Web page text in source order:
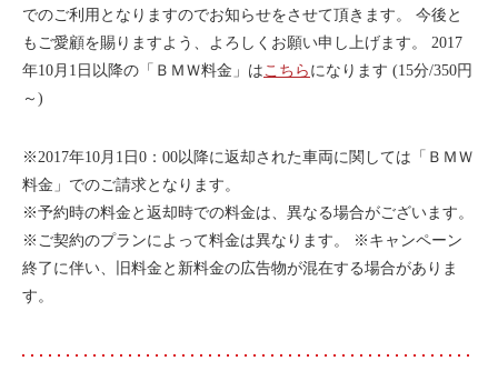
ご利用の流れ
コストシミュレーション
ライド&カーシェア
カリテコの魅力
BMW/MINI
シーン別車種のご案内
予約アプリ
でのご利用となりますのでお知らせをさせて頂きます。 今後と
もご愛顧を賜りますよう、よろしくお願い申し上げます。 2017
年10月1日以降の「ＢＭＷ料金」はこちら になります (15分/350円
～)
※2017年10月1日0：00以降に返却された車両に関しては「ＢＭＷ
料金」でのご請求となります。
※予約時の料金と返却時での料金は、異なる場合がございます。
※ご契約のプランによって料金は異なります。 ※キャンペーン
終了に伴い、旧料金と新料金の広告物が混在する場合がありま
す。